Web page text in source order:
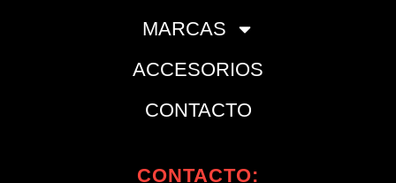
MARCAS
ACCESORIOS
CONTACTO
CONTACTO: